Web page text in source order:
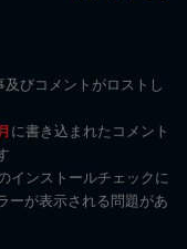
及びコメントがロストし
に書き込まれたコメント
インストールチェックに
ーが表示される問題があ